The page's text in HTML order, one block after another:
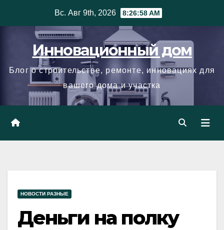
Вс. Авг 9th, 2026 8:26:59 AM
Инновационный дом
Блог о строительстве, ремонте, инновациях для
вашего дома и участка
НОВОСТИ РАЗНЫЕ
Деньги на полку